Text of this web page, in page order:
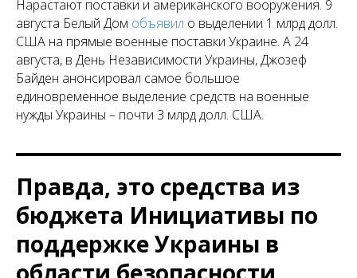
Нарастают поставки и американского вооружения. 9
августа Белый Дом объявил о выделении 1 млрд долл.
США на прямые военные поставки Украине. А 24
августа, в День Независимости Украины, Джозеф
Байден анонсировал самое большое
единовременное выделение средств на военные
нужды Украины – почти 3 млрд долл. США.
Правда, это средства из
бюджета Инициативы по
поддержке Украины в